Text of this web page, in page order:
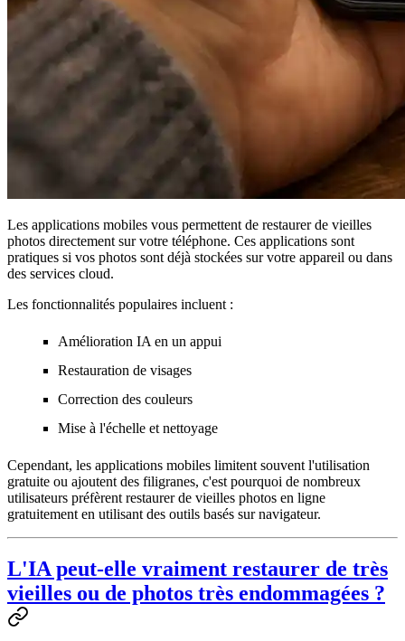
Les applications mobiles vous permettent de restaurer de vieilles
photos directement sur votre téléphone. Ces applications sont
pratiques si vos photos sont déjà stockées sur votre appareil ou dans
des services cloud.
Les fonctionnalités populaires incluent :
Amélioration IA en un appui
Restauration de visages
Correction des couleurs
Mise à l'échelle et nettoyage
Cependant, les applications mobiles limitent souvent l'utilisation
gratuite ou ajoutent des filigranes, c'est pourquoi de nombreux
utilisateurs préfèrent restaurer de vieilles photos en ligne
gratuitement en utilisant des outils basés sur navigateur.
L'IA peut-elle vraiment restaurer de très
vieilles ou de photos très endommagées ?